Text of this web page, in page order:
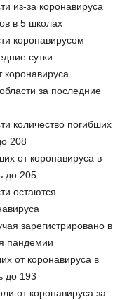
из-за коронавируса
в 5 школах
коронавирусом
сутки
за последние
количество погибших
208
от коронавируса в
до 205
остаются
зарегистрировано в
пандемии
от коронавируса в
до 193
от коронавируса за